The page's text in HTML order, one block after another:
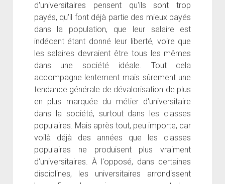
d'universitaires pensent qu'ils sont trop
payés, qu'il font déjà partie des mieux payés
dans la population, que leur salaire est
indécent étant donné leur liberté, voire que
les salaires devraient être tous les mêmes
dans une société idéale. Tout cela
accompagne lentement mais sûrement une
tendance générale de dévalorisation de plus
en plus marquée du métier d'universitaire
dans la société, surtout dans les classes
populaires. Mais après tout, peu importe, car
voilà déjà des années que les classes
populaires ne produisent plus vraiment
d'universitaires. À l'opposé, dans certaines
disciplines, les universitaires arrondissent